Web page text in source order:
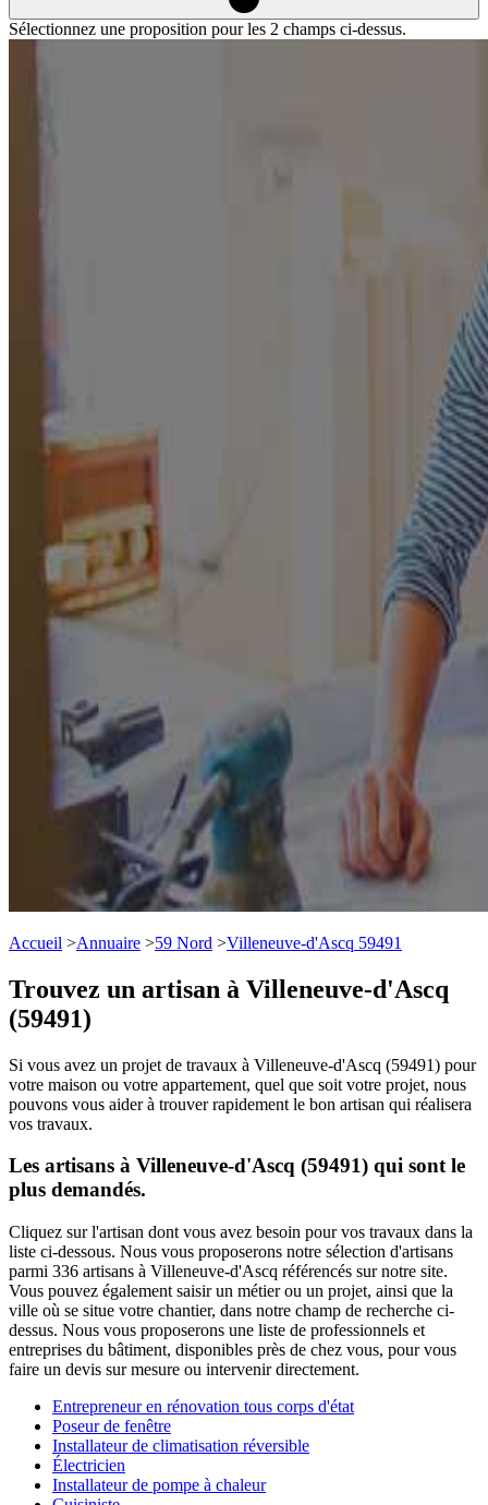
Sélectionnez une proposition pour les 2 champs ci-dessus.
Accueil >Annuaire >59 Nord >Villeneuve-d'Ascq 59491
Trouvez un artisan à Villeneuve-d'Ascq
(59491)
Si vous avez un projet de travaux à Villeneuve-d'Ascq (59491) pour
votre maison ou votre appartement, quel que soit votre projet, nous
pouvons vous aider à trouver rapidement le bon artisan qui réalisera
vos travaux.
Les artisans à Villeneuve-d'Ascq (59491) qui sont le
plus demandés.
Cliquez sur l'artisan dont vous avez besoin pour vos travaux dans la
liste ci-dessous. Nous vous proposerons notre sélection d'artisans
parmi 336 artisans à Villeneuve-d'Ascq référencés sur notre site.
Vous pouvez également saisir un métier ou un projet, ainsi que la
ville où se situe votre chantier, dans notre champ de recherche ci-
dessus. Nous vous proposerons une liste de professionnels et
entreprises du bâtiment, disponibles près de chez vous, pour vous
faire un devis sur mesure ou intervenir directement.
Entrepreneur en rénovation tous corps d'état
Poseur de fenêtre
Installateur de climatisation réversible
Électricien
Installateur de pompe à chaleur